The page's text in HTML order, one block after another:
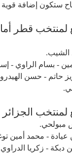
ستكون إضافة
لمنتخب قطر
الشيب.
- بسام الراوي
حاتم - حسن
لمنتخب
مبولحي.
- محمد أمين
- زكريا